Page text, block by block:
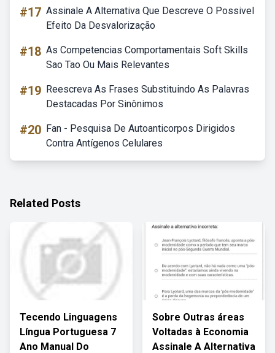
#17 Assinale A Alternativa Que Descreve O Possivel
Efeito Da Desvalorização
#18 As Competencias Comportamentais Soft Skills
Sao Tao Ou Mais Relevantes
#19 Reescreva As Frases Substituindo As Palavras
Destacadas Por Sinônimos
#20 Fan - Pesquisa De Autoanticorpos Dirigidos
Contra Antígenos Celulares
Related Posts
Tecendo Linguagens
Língua Portuguesa 7
Ano Manual Do
Sobre Outras áreas
Voltadas à Economia
Assinale A Alternativa